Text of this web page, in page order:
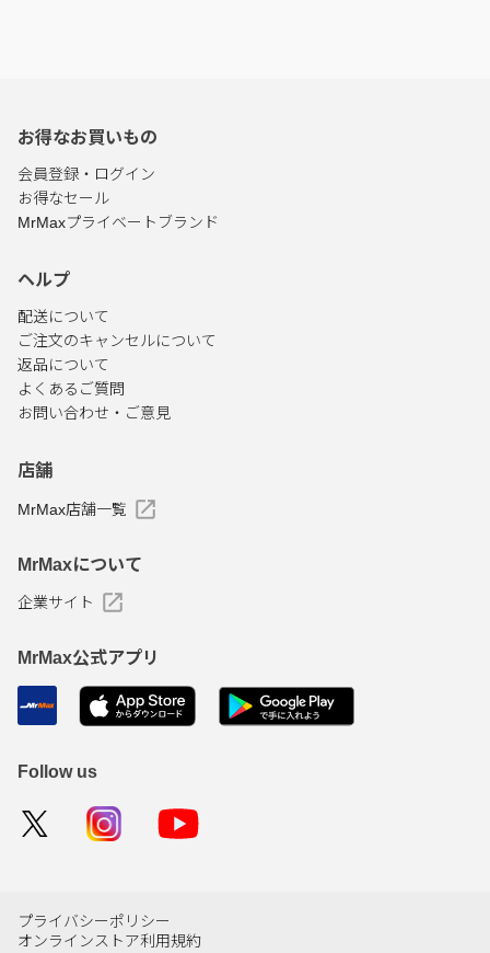
お得なお買いもの
会員登録・ログイン
お得なセール
MrMaxプライベートブランド
ヘルプ
配送について
ご注文のキャンセルについて
返品について
よくあるご質問
お問い合わせ・ご意見
店舗
MrMax店舗一覧
MrMaxについて
企業サイト
MrMax公式アプリ
Follow us
プライバシーポリシー
オンラインストア利用規約